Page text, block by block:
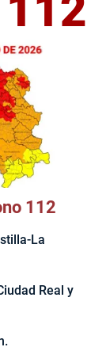
112
La
Real y